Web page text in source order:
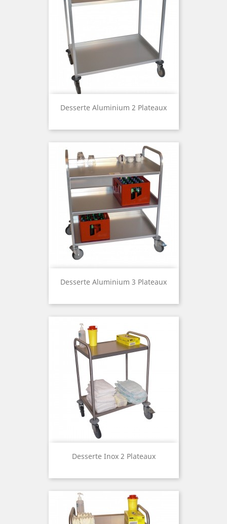
Desserte Aluminium 2 Plateaux
Desserte Aluminium 3 Plateaux
Desserte Inox 2 Plateaux